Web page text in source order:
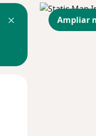
Ampliar